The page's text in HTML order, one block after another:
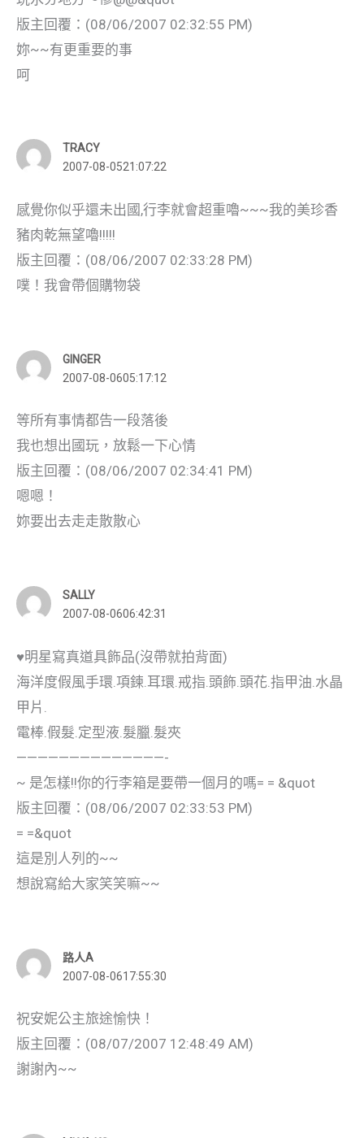
版主回覆：(08/06/2007 02:32:55 PM)
妳~~有更重要的事
呵
TRACY
2007-08-0521:07:22
感覺你似乎還未出國,行李就會超重嚕~~~我的美珍香
豬肉乾無望嚕!!!!!
版主回覆：(08/06/2007 02:33:28 PM)
噗！我會帶個購物袋
GINGER
2007-08-0605:17:12
等所有事情都告一段落後
我也想出國玩，放鬆一下心情
版主回覆：(08/06/2007 02:34:41 PM)
嗯嗯！
妳要出去走走散散心
SALLY
2007-08-0606:42:31
♥明星寫真道具飾品(沒帶就拍背面)
海洋度假風手環.項鍊.耳環.戒指.頭飾.頭花.指甲油.水晶
甲片.
電棒.假髮.定型液.髮臘.髮夾
——————————————-
~ 是怎樣!!你的行李箱是要帶一個月的嗎= = &quot
版主回覆：(08/06/2007 02:33:53 PM)
= =&quot
這是別人列的~~
想說寫給大家笑笑嘛~~
路人A
2007-08-0617:55:30
祝安妮公主旅途愉快！
版主回覆：(08/07/2007 12:48:49 AM)
謝謝內~~